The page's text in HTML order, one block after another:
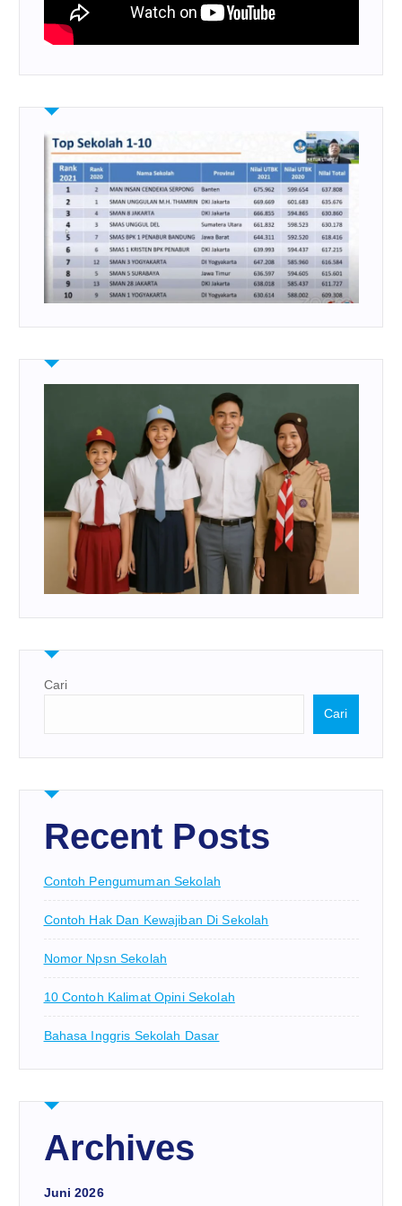
Cari
Cari
Recent Posts
Contoh Pengumuman Sekolah
Contoh Hak Dan Kewajiban Di Sekolah
Nomor Npsn Sekolah
10 Contoh Kalimat Opini Sekolah
Bahasa Inggris Sekolah Dasar
Archives
Juni 2026